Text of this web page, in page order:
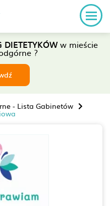
DIETETYKÓWw mieście
?
- Lista Gabinetów